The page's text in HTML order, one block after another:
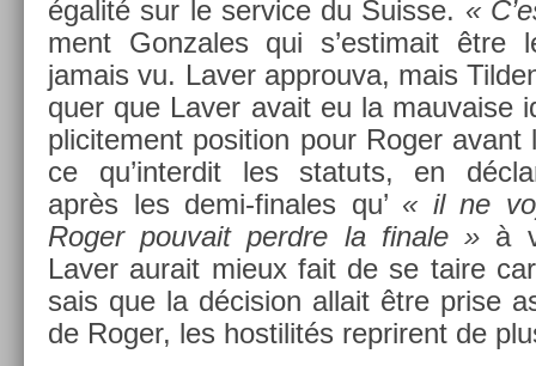
égalité sur le ser­vice du Suis­se. «
ment Gon­zales qui s’es­timait être
jamais vu. Laver approuva, mais
qu­er que Laver avait eu la mauva­ise
plicite­ment posi­tion pour Roger avant
ce qu’in­terdit les statuts, en
après les demi-finales qu’ « il ne
Roger pouvait per­dre la fin­ale » à
Laver aurait mieux fait de se taire
sais que la décis­ion al­lait être prise
de Roger, les hos­tilités re­prirent de